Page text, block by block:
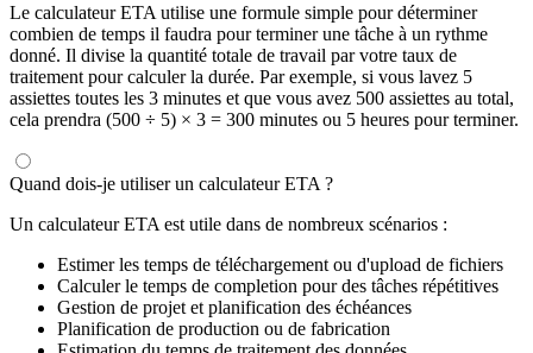
Le calculateur ETA utilise une formule simple pour déterminer
combien de temps il faudra pour terminer une tâche à un rythme
donné. Il divise la quantité totale de travail par votre taux de
traitement pour calculer la durée. Par exemple, si vous lavez 5
assiettes toutes les 3 minutes et que vous avez 500 assiettes au total,
cela prendra (500 ÷ 5) × 3 = 300 minutes ou 5 heures pour terminer.
Quand dois-je utiliser un calculateur ETA ?
Un calculateur ETA est utile dans de nombreux scénarios :
Estimer les temps de téléchargement ou d'upload de fichiers
Calculer le temps de completion pour des tâches répétitives
Gestion de projet et planification des échéances
Planification de production ou de fabrication